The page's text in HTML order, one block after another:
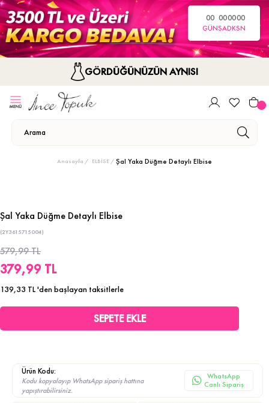
00
GÜN
00
SA
00
DK
00
SN
GÖRDÜĞÜNÜZÜN AYNISI
Anasayfa ELBİSE Şal Yaka Düğme Detaylı Elbise
Şal Yaka Düğme Detaylı Elbise
(2Y3615715004)
579,99 TL
379,99 TL
139,33 TL'den başlayan taksitlerle
Ürün Kodu:
Kodu kopyalayıp WhatsApp sipariş hattına
yapıştırabilirsiniz.
WhatsApp
Canlı Sipariş